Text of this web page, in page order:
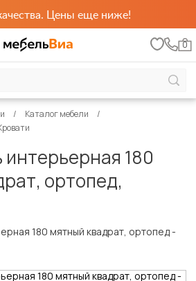
Цены еще ниже!
0
Каталог мебели
180
ортопед,